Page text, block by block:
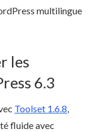
multilingue
les
6.3
Toolset 1.6.8,
fluide avec